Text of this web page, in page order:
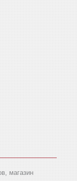
магазин